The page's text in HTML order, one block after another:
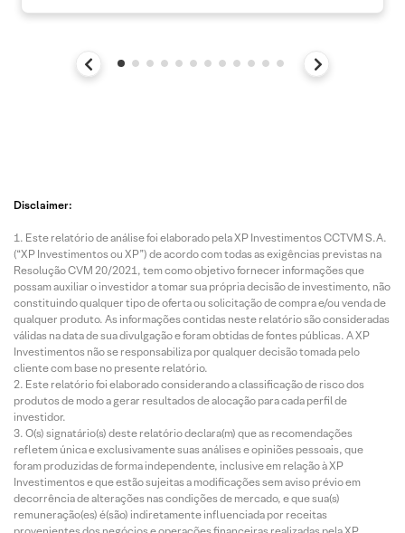
Disclaimer:
Este relatório de análise foi elaborado pela XP Investimentos CCTVM S.A.
(“XP Investimentos ou XP”) de acordo com todas as exigências previstas na
Resolução CVM 20/2021, tem como objetivo fornecer informações que
possam auxiliar o investidor a tomar sua própria decisão de investimento, não
constituindo qualquer tipo de oferta ou solicitação de compra e/ou venda de
qualquer produto. As informações contidas neste relatório são consideradas
válidas na data de sua divulgação e foram obtidas de fontes públicas. A XP
Investimentos não se responsabiliza por qualquer decisão tomada pelo
cliente com base no presente relatório.
Este relatório foi elaborado considerando a classificação de risco dos
produtos de modo a gerar resultados de alocação para cada perfil de
investidor.
O(s) signatário(s) deste relatório declara(m) que as recomendações
refletem única e exclusivamente suas análises e opiniões pessoais, que
foram produzidas de forma independente, inclusive em relação à XP
Investimentos e que estão sujeitas a modificações sem aviso prévio em
decorrência de alterações nas condições de mercado, e que sua(s)
remuneração(es) é(são) indiretamente influenciada por receitas